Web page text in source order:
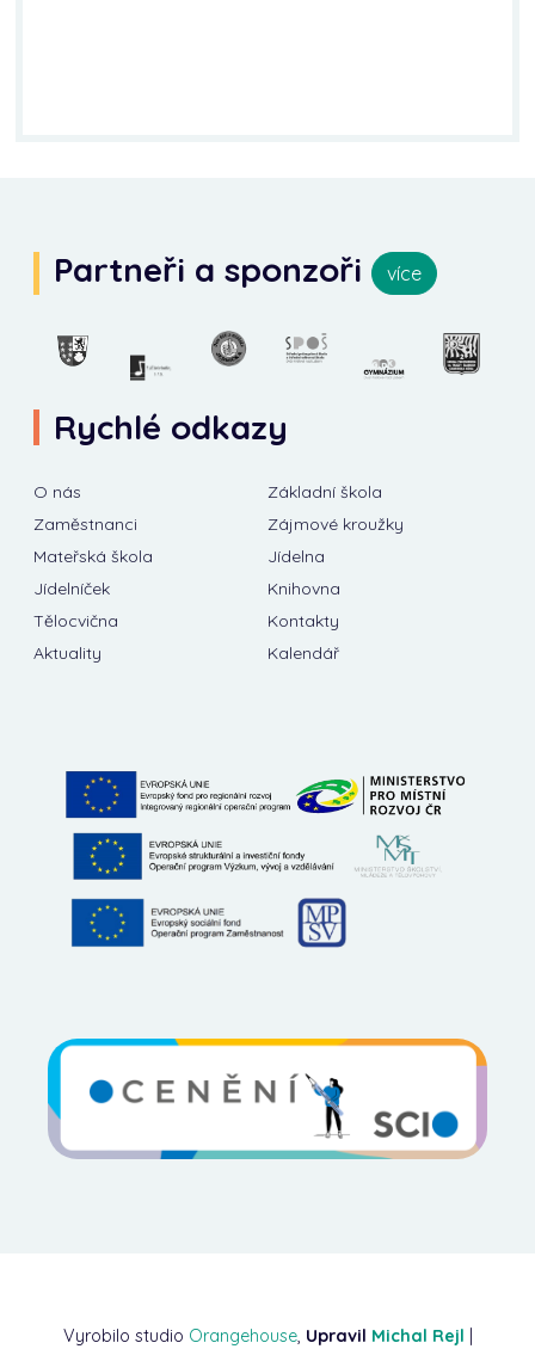
Partneři a sponzoři více
Rychlé odkazy
O nás
Základní škola
Zaměstnanci
Zájmové kroužky
Mateřská škola
Jídelna
Jídelníček
Knihovna
Tělocvična
Kontakty
Aktuality
Kalendář
Vyrobilo studio Orangehouse, Upravil Michal Rejl